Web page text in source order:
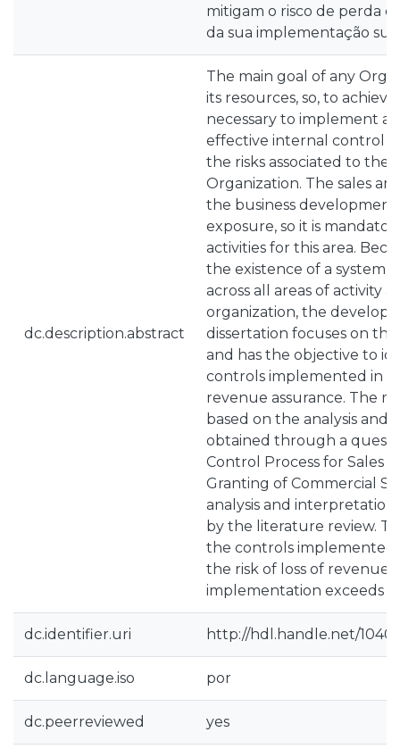
mitigam o risco de perda
da sua implementação
dc.description.abstract
The main goal of any
its resources, so, to achieve
necessary to implement
effective internal control
the risks associated to the
Organization. The sales
the business
exposure, so it is
activities for this area.
the existence of a system
across all areas of activity
organization, the
dissertation focuses on the
and has the objective to
controls implemented in
revenue assurance. The
based on the analysis and
obtained through a
Control Process for Sales
Granting of Commercial
analysis and
by the literature review.
the controls implemented
the risk of loss of revenue
implementation exceeds
dc.identifier.uri http://hdl.handle.net/
dc.language.iso por
dc.peerreviewed yes